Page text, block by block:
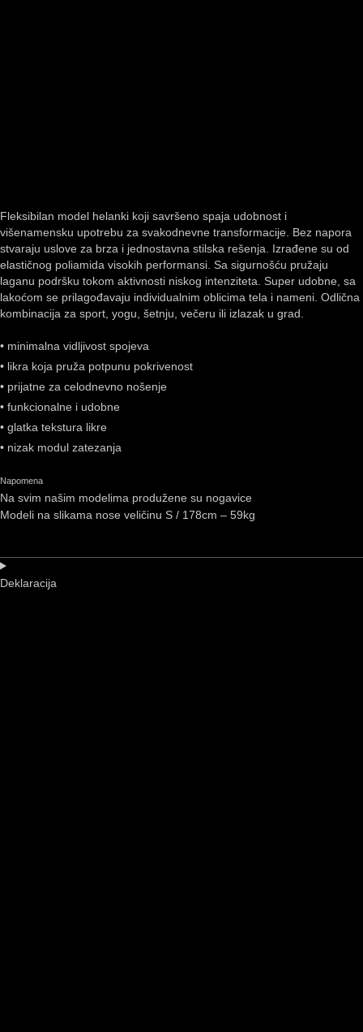
Fleksibilan model helanki koji savršeno spaja udobnost i
višenamensku upotrebu za svakodnevne transformacije. Bez napora
stvaraju uslove za brza i jednostavna stilska rešenja. Izrađene su od
elastičnog poliamida visokih performansi. Sa sigurnošću pružaju
laganu podršku tokom aktivnosti niskog intenziteta. Super udobne, sa
lakoćom se prilagođavaju individualnim oblicima tela i nameni. Odlična
kombinacija za sport, yogu, šetnju, večeru ili izlazak u grad.
• minimalna vidljivost spojeva
• likra koja pruža potpunu pokrivenost
• prijatne za celodnevno nošenje
• funkcionalne i udobne
• glatka tekstura likre
• nizak modul zatezanja
Napomena
Na svim našim modelima produžene su nogavice
Modeli na slikama nose veličinu S / 178cm – 59kg
Deklaracija